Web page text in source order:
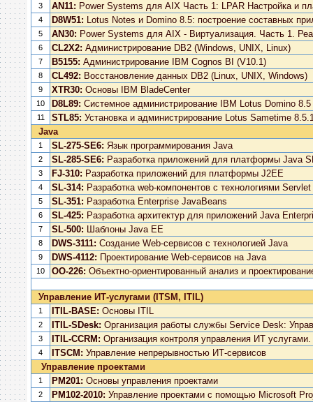
3 AN11: Power Systems для AIX Часть 1: LPAR Настройка и
4 D8W51: Lotus Notes и Domino 8.5: построение составных
5 AN30: Power Systems для AIX - Виртуализация. Часть 1.
6 CL2X2: Администрирование DB2 (Windows, UNIX, Linux)
7 В5155: Администрирование IBM Cognos BI (V10.1)
8 CL492: Восстановление данных DB2 (Linux, UNIX, Windows)
9 XTR30: Основы IBM BladeCenter
10 D8L89: Системное администрирование IBM Lotus Domino 8.5
11 STL85: Установка и администрирование Lotus Sametime
Java
1 SL-275-SE6: Язык программирования Java
2 SL-285-SE6: Разработка приложений для платформы Java
3 FJ-310: Разработка приложений для платформы J2EE
4 SL-314: Разработка web-компонентов с технологиями
5 SL-351: Разработка Enterprise JavaBeans
6 SL-425: Разработка архитектур для приложений Java
7 SL-500: Шаблоны Java EE
8 DWS-3111: Создание Web-сервисов с технологией Java
9 DWS-4112: Проектирование Web-сервисов на Java
10 OO-226: Объектно-ориентированный анализ и
Управление ИТ-услугами (ITSM, ITIL)
1 ITIL-BASE: Основы ITIL
2 ITIL-SDesk: Организация работы службы Service Desk:
3 ITIL-CCRM: Организация контроля управления ИТ
4 ITSCM: Управление непрерывностью ИТ-сервисов
Управление проектами
1 PM201: Основы управления проектами
2 PM102-2010: Управление проектами с помощью Microsoft